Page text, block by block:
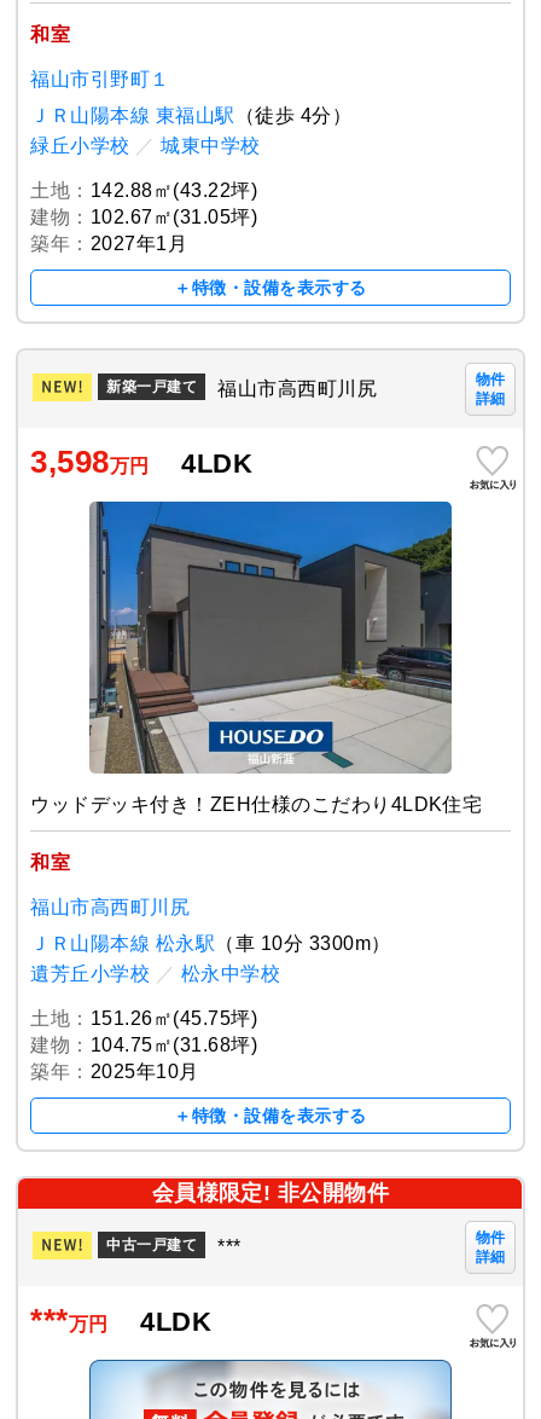
和室
福山市引野町１
ＪＲ山陽本線 東福山駅
（徒歩 4分）
緑丘小学校 ／ 城東中学校
土地： 142.88㎡(43.22坪)
建物： 102.67㎡(31.05坪)
築年： 2027年1月
＋特徴・設備を表示する
新築一戸建て 福山市高西町川尻
物件
詳細
3,598万円 4LDK
ウッドデッキ付き！ZEH仕様のこだわり4LDK住宅
和室
福山市高西町川尻
ＪＲ山陽本線 松永駅 （車 10分 3300m）
遺芳丘小学校 ／ 松永中学校
土地： 151.26㎡(45.75坪)
建物： 104.75㎡(31.68坪)
築年： 2025年10月
＋特徴・設備を表示する
会員様限定! 非公開物件
中古一戸建て ***
物件
詳細
***万円 4LDK